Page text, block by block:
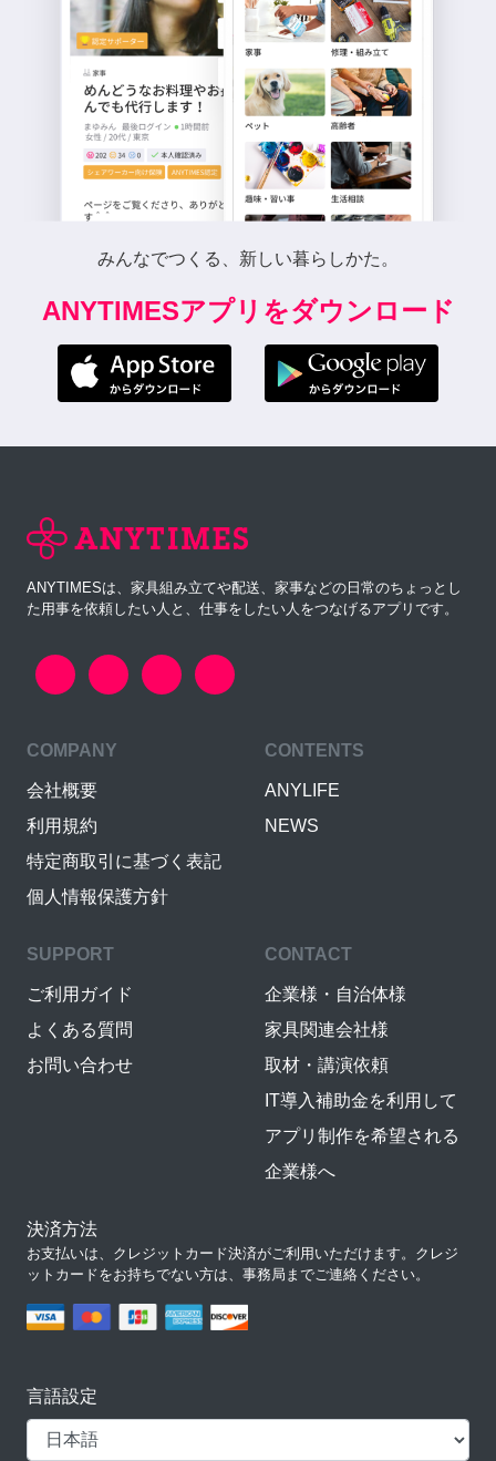
みんなでつくる、新しい暮らしかた。
ANYTIMESアプリをダウンロード
ANYTIMESは、家具組み立てや配送、家事などの日常のちょっとし
た用事を依頼したい人と、仕事をしたい人をつなげるアプリです。
COMPANY
会社概要
利用規約
特定商取引に基づく表記
個人情報保護方針
CONTENTS
ANYLIFE
NEWS
SUPPORT
ご利用ガイド
よくある質問
お問い合わせ
CONTACT
企業様・自治体様
家具関連会社様
取材・講演依頼
IT導入補助金を利用して
アプリ制作を希望される
企業様へ
決済方法
お支払いは、クレジットカード決済がご利用いただけます。クレジ
ットカードをお持ちでない方は、事務局までご連絡ください。
言語設定